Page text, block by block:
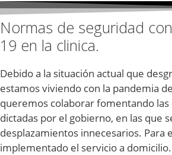
Normas de seguridad
19 en la clinica.
Debido a la situación actual que
estamos viviendo con la pandemia
queremos colaborar fomentando
dictadas por el gobierno, en las que
desplazamientos innecesarios. Para
implementado el servicio a domicilio.